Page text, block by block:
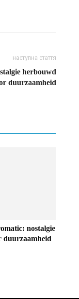
наступна стаття
herbouwd
duurzaamheid
nostalgie
duurzaamheid